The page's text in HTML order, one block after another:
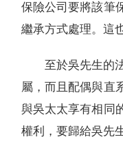
保險公司要將該筆
繼承方式處理。這
至於吳先生的
屬，而且配偶與直
與吳太太享有相同
權利，要歸給吳先